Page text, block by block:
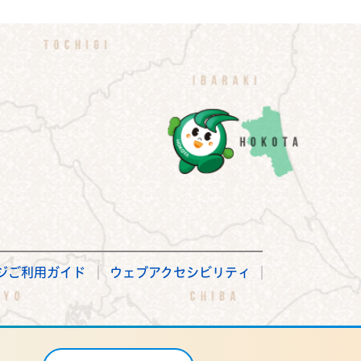
ご利用ガイド ウェブアクセシビリティ